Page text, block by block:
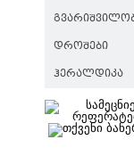
ᲓᲠᲝᲨᲔᲑᲘ
ᲰᲔᲠᲐᲚᲓᲘᲙᲐ